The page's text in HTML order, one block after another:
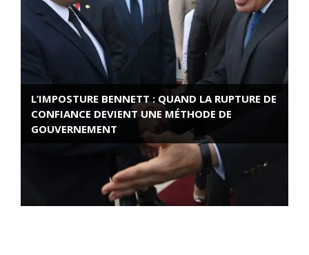
L’IMPOSTURE BENNETT : QUAND LA RUPTURE DE
CONFIANCE DEVIENT UNE MÉTHODE DE
GOUVERNEMENT
ROSE VALLAND, HEROÏNE DE LA RESISTANCE